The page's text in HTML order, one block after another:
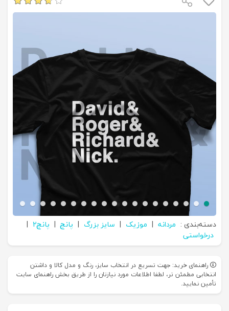
دسته‌بندی : مردانه | موزیک | سایز بزرگ | پانچ | پانچ2
|
درخواستی
راهنمای خرید: جهت تسریع در انتخاب سایز، رنگ و مدل کالا و داشتن
انتخابی مطمئن تر، لطفا اطلاعات مورد نیازتان را از طریق بخش راهنمای سایت
تأمین نمایید.